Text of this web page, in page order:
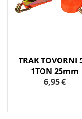
TRAK TOVORNI
1TON 25mm
6,95 €